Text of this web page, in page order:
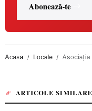
Abonează-te
Acasa Locale Asociația
ARTICOLE SIMILARE